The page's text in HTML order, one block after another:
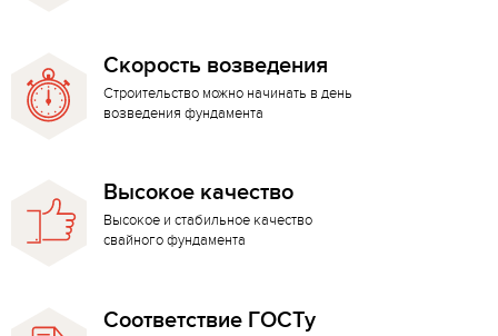
Скорость возведения
Строительство можно начинать в день
возведения фундамента
Высокое качество
Высокое и стабильное качество
свайного фундамента
Соответствие ГОСТу